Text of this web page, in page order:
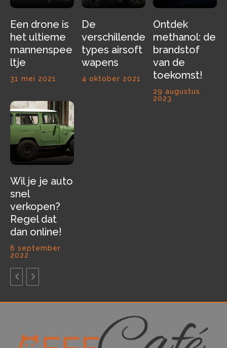
Een drone is
het ultieme
mannenspee
ltje
31 mei 2021
De
verschillende
types airsoft
wapens
4 oktober 2021
Ontdek
methanol: de
brandstof
van de
toekomst!
29 augustus
2023
Wil je je auto
snel
verkopen?
Regel dat
dan online!
6 september
2022